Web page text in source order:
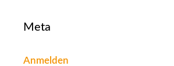
Meta
Anmelden